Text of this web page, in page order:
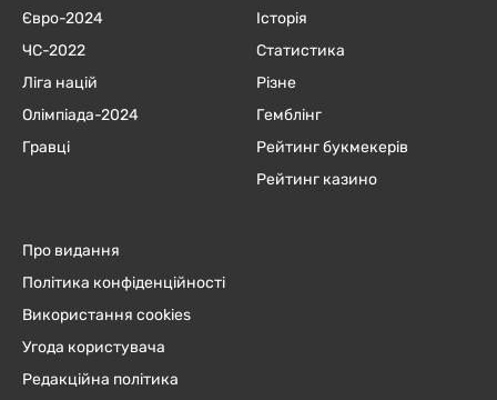
Євро-2024
ЧC-2022
Ліга націй
Олімпіада-2024
Гравці
Історія
Статистика
Різне
Гемблінг
Рейтинг букмекерів
Рейтинг казино
Про видання
Політика конфіденційності
Використання cookies
Угода користувача
Редакційна політика